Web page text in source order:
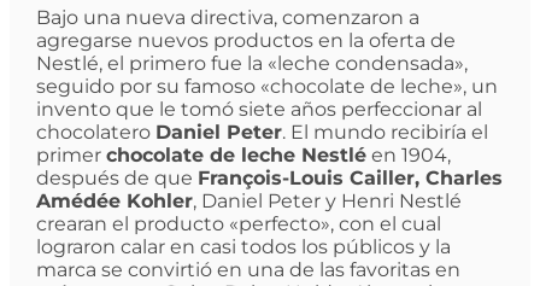
Bajo una nueva directiva, comenzaron a
agregarse nuevos productos en la oferta de
Nestlé, el primero fue la «leche condensada»,
seguido por su famoso «chocolate de leche», un
invento que le tomó siete años perfeccionar al
chocolatero Daniel Peter. El mundo recibiría el
primer chocolate de leche Nestléen 1904,
después de que François-Louis Cailler, Charles
Amédée Kohler, Daniel Peter y Henri Nestlé
crearan el producto «perfecto», con el cual
lograron calar en casi todos los públicos y la
marca se convirtió en una de las favoritas en